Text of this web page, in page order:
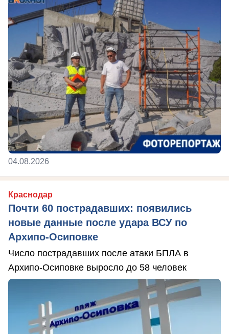
04.08.2026
Краснодар
Почти 60 пострадавших: появились
новые данные после удара ВСУ по
Архипо-Осиповке
Число пострадавших после атаки БПЛА в
Архипо-Осиповке выросло до 58 человек